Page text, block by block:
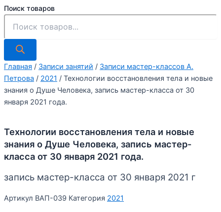
Поиск товаров
Главная / Записи занятий / Записи мастер-классов А.
Петрова / 2021 / Технологии восстановления тела и новые
знания о Душе Человека, запись мастер-класса от 30
января 2021 года.
Технологии восстановления тела и новые
знания о Душе Человека, запись мастер-
класса от 30 января 2021 года.
запись мастер-класса от 30 января 2021 г
Артикул ВАП-039 Категория 2021